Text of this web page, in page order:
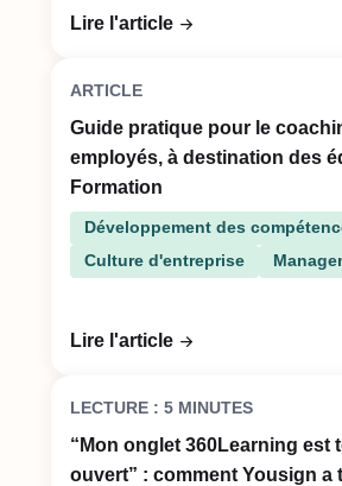
Lire l'article
ARTICLE
Guide pratique pour le
employés, à destination des
Formation
Développement des
Culture d'entreprise
Lire l'article
LECTURE : 5 MINUTES
“Mon onglet 360Learning est
ouvert” : comment Yousign a